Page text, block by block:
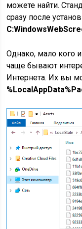
можете найти.
сразу после
Однако, мало кого
чаще бывают
Интернета. Их вы